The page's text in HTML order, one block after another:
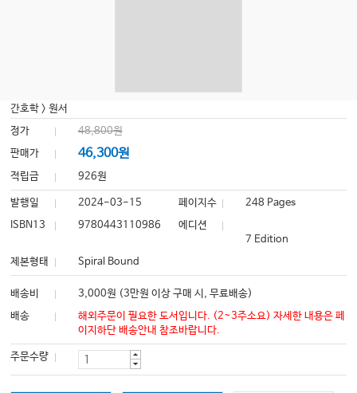
간호학 >원서
정가
48,800원
판매가
46,300원
적립금 926원
발행일 2024-03-15 페이지수
248 Pages
ISBN13
9780443110986
에디션
7 Edition
제본형태
Spiral Bound
배송비
3,000원 (3만원 이상 구매 시, 무료배송)
배송
해외주문이 필요한 도서입니다. (2~3주소요) 자세한 내용은 페
이지하단 배송안내 참조바랍니다.
주문수량